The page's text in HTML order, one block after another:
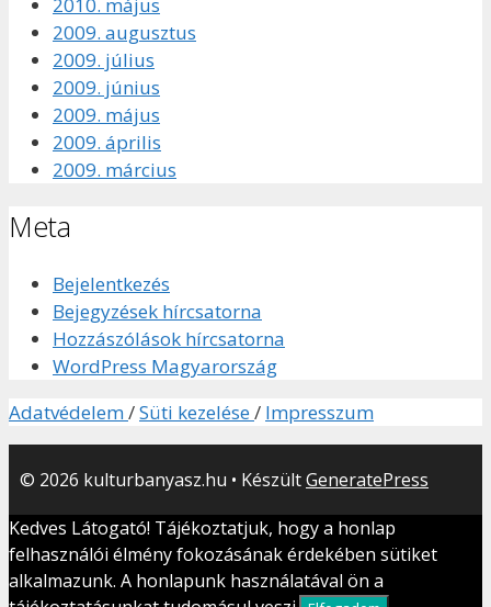
2010. május
2009. augusztus
2009. július
2009. június
2009. május
2009. április
2009. március
Meta
Bejelentkezés
Bejegyzések hírcsatorna
Hozzászólások hírcsatorna
WordPress Magyarország
Adatvédelem/Süti kezelése/ Impresszum
© 2026 kulturbanyasz.hu • KészültGeneratePress
Kedves Látogató! Tájékoztatjuk, hogy a honlap
felhasználói élmény fokozásának érdekében sütiket
alkalmazunk. A honlapunk használatával ön a